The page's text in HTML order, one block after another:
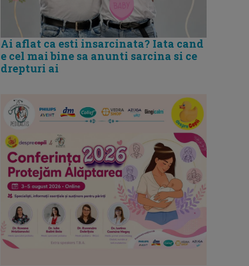
Ai aflat ca esti insarcinata? Iata cand
e cel mai bine sa anunti sarcina si ce
drepturi ai